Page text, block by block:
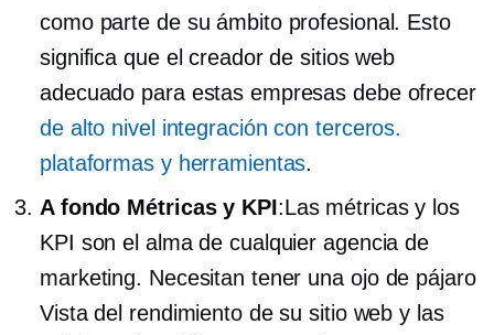
como parte de su ámbito profesional. Esto
significa que el creador de sitios web
adecuado para estas empresas debe ofrecer
de alto nivel integración conterceros.
plataformas y herramientas.
A fondo Métricas y KPI:Las métricas y los
KPI son el alma de cualquier agencia de
marketing. Necesitan tener una ojo de pájaro
Vista del rendimiento de su sitio web y las